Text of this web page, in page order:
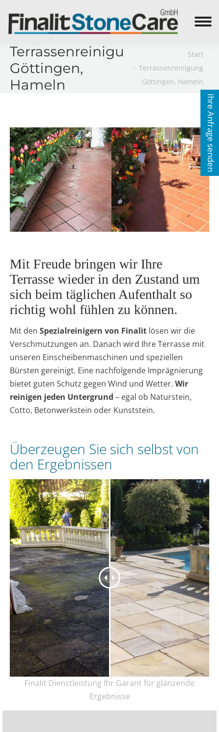
Search:
Terrassenreinigung
Göttingen,
Hameln
Sie befinden sich hier:
Start
Terrassenreinigung
Göttingen, Hameln
Mit Freude bringen wir Ihre
Terrasse wieder in den Zustand um
sich beim täglichen Aufenthalt so
richtig wohl fühlen zu können.
Mit den Spezialreinigern von Finalit lösen wir die
Verschmutzungen an. Danach wird Ihre Terrasse mit
unseren Einscheibenmaschinen und speziellen
Bürsten gereinigt. Eine nachfolgende Imprägnierung
bietet guten Schutz gegen Wind und Wetter. Wir
reinigen jeden Untergrund – egal ob Naturstein,
Cotto, Betonwerkstein oder Kunststein.
Überzeugen Sie sich selbst von
den Ergebnissen
Finalit Dienstleistung Ihr Garant für glänzende
Ergebnisse
Ihre Anfrage senden